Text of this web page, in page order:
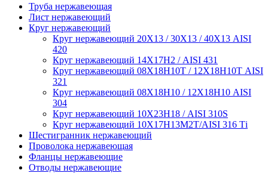
Труба нержавеющая
Лист нержавеющий
Круг нержавеющий
Круг нержавеющий 20Х13 / 30Х13 / 40Х13 AISI
420
Круг нержавеющий 14Х17Н2 / AISI 431
Круг нержавеющий 08Х18Н10Т / 12Х18Н10Т AISI
321
Круг нержавеющий 08Х18Н10 / 12Х18Н10 AISI
304
Круг нержавеющий 10Х23Н18 / AISI 310S
Круг нержавеющий 10Х17Н13М2Т/AISI 316 Тi
Шестигранник нержавеющий
Проволока нержавеющая
Фланцы нержавеющие
Отводы нержавеющие